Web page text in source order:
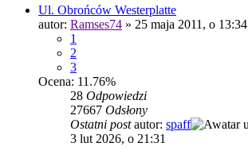
Ul. Obrońców Westerplatte
autor: Ramses74 » 25 maja 2011, o 13:34
1
2
3
Ocena: 11.76%
28 Odpowiedzi
27667 Odsłony
Ostatni postautor: spaff
3 lut 2026, o 21:31